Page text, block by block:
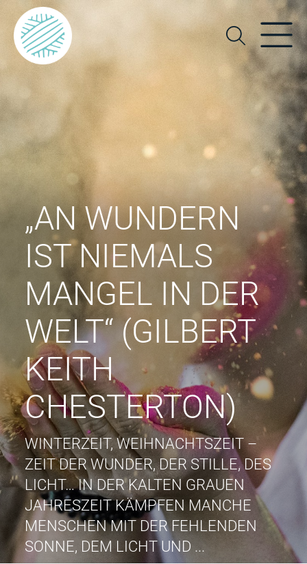
„AN WUNDERN
IST NIEMALS
MANGEL IN DER
WELT“ (GILBERT
KEITH
CHESTERTON)
WINTERZEIT, WEIHNACHTSZEIT –
ZEIT DER WUNDER, DER STILLE, DES
LICHT… IN DER KALTEN GRAUEN
JAHRESZEIT KÄMPFEN MANCHE
MENSCHEN MIT DER FEHLENDEN
SONNE, DEM LICHT UND ...